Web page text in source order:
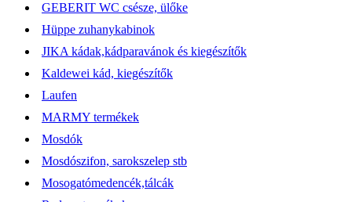
GEBERIT WC csésze, ülőke
Hüppe zuhanykabinok
JIKA kádak,kádparavánok és kiegészítők
Kaldewei kád, kiegészítők
Laufen
MARMY termékek
Mosdók
Mosdószifon, sarokszelep stb
Mosogatómedencék,tálcák